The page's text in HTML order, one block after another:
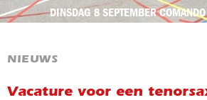
DINSDAG 8 SEPTEMBER
NIEUWS
Vacature voor een